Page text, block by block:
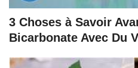
3 Choses à Savoir
Bicarbonate Avec Du